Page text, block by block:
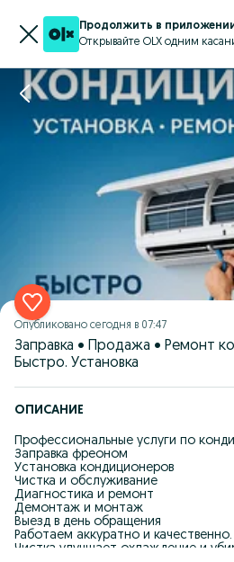
Продолжить в
Открывайте OLX одним
Опубликовано сегодня в 07:47
Заправка • Продажа • Ремонт
Быстро. Установка
ОПИСАНИЕ
Профессиональные услуги по
Заправка фреоном
Установка кондиционеров
Чистка и обслуживание
Диагностика и ремонт
Демонтаж и монтаж
Выезд в день обращения
Работаем аккуратно и качественно.
Чистка улучшает охлаждение и